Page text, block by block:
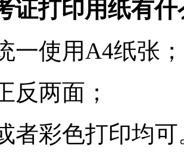
证打印用纸有
一使用A4纸张；
反两面；
者彩色打印均可